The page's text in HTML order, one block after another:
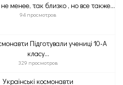
менее, так близко , но все также...
94 просмотров
Підготували учениці 10-А
класу...
329 просмотров
Українські космонавти